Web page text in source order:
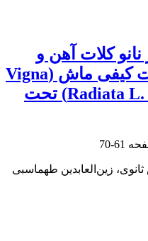
کلات آهن و
منگنز بر تعدادی از صفات کیفی ماش (Vigna
Radiata L. Wilczek Parto Variety) تحت
61-70
زین‌العابدین طهماسبی